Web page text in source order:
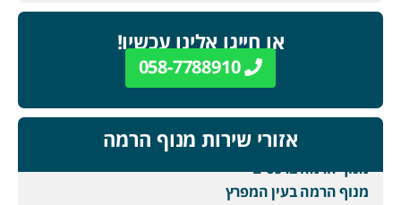
או חייגו אלינו עכשיו!
058-7788910
אזורי שירות מנוף הרמה
מנוף הרמה ברכסים
מנוף הרמה בעין המפרץ